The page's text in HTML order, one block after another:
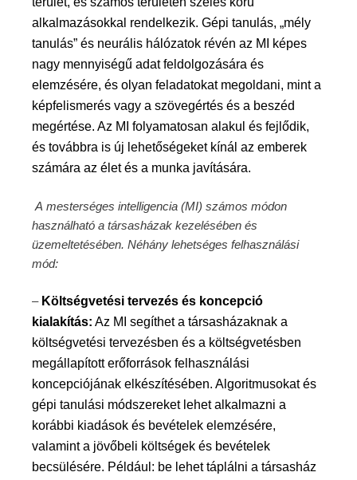
alkalmazásokkal rendelkezik. Gépi tanulás, „mély
tanulás” és neurális hálózatok révén az MI képes
nagy mennyiségű adat feldolgozására és
elemzésére, és olyan feladatokat megoldani, mint a
képfelismerés vagy a szövegértés és a beszéd
megértése. Az MI folyamatosan alakul és fejlődik,
és továbbra is új lehetőségeket kínál az emberek
számára az élet és a munka javítására.
A mesterséges intelligencia (MI) számos módon
használható a társasházak kezelésében és
üzemeltetésében. Néhány lehetséges felhasználási
mód:
– Költségvetési tervezés és koncepció
kialakítás: Az MI segíthet a társasházaknak a
költségvetési tervezésben és a költségvetésben
megállapított erőforrások felhasználási
koncepciójának el készítésében. Algoritmusokat és
gépi tanulási módszereket lehet alkalmazni a
korábbi kiadások és bevételek elemzésére,
valamint a jövőbeli költségek és bevételek
becsülésére. Például: be lehet táplálni a társasház